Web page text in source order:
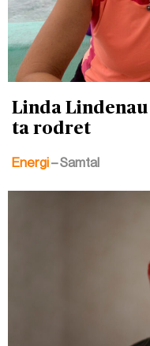
Linda
ta rodret
Energi– Samtal